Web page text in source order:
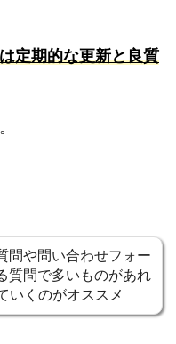
定期的な更新と良質
問や問い合わせフォー
質問で多いものがあれ
いくのがオススメ